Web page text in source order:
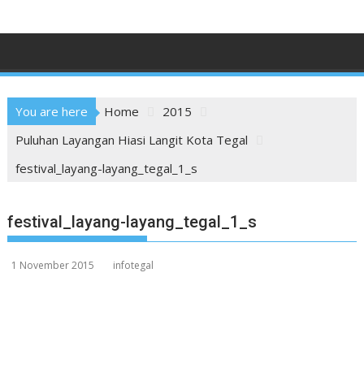
You are here Home
2015
Puluhan Layangan Hiasi Langit Kota Tegal
festival_layang-layang_tegal_1_s
festival_layang-layang_tegal_1_s
1 November 2015 infotegal